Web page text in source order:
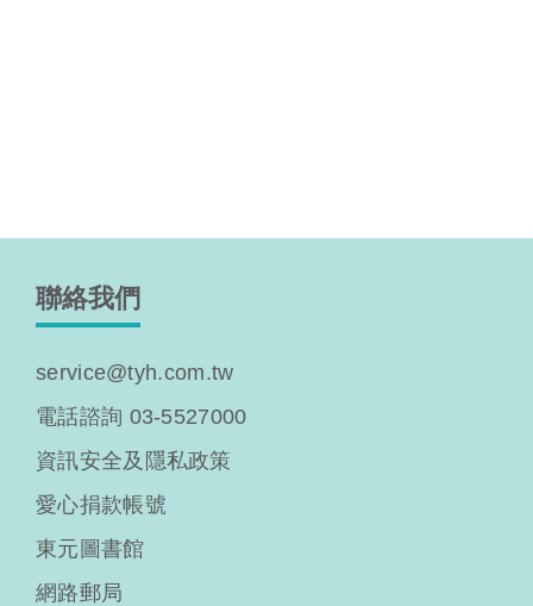
聯絡我們
service@tyh.com.tw
電話諮詢 03-5527000
資訊安全及隱私政策
愛心捐款帳號
東元圖書館
網路郵局